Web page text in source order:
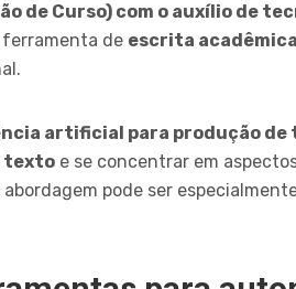
de Curso) com o auxílio de
ferramenta de escrita acadêmica
artificial para produção de
texto e se concentrar em
pode ser